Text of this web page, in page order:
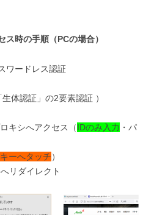
ス時の手順（PCの場合）
ワードレス認証
体認証」の2要素認証 ）
キシへアクセス（IDのみ入力 ・パ
ーへタッチ）
リダイレクト